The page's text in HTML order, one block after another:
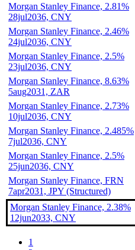
Morgan Stanley Finance, 2.81%
28jul2036, CNY
Morgan Stanley Finance, 2.46%
24jul2036, CNY
Morgan Stanley Finance, 2.5%
23jul2036, CNY
Morgan Stanley Finance, 8.63%
5aug2031, ZAR
Morgan Stanley Finance, 2.73%
10jul2036, CNY
Morgan Stanley Finance, 2.485%
7jul2036, CNY
Morgan Stanley Finance, 2.5%
25jun2036, CNY
Morgan Stanley Finance, FRN
7apr2031, JPY (Structured)
Morgan Stanley Finance, 2.38%
12jun2033, CNY
1